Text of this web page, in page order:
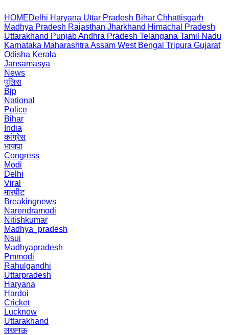
HOMEDelhi Haryana Uttar Pradesh Bihar Chhattisgarh
Madhya Pradesh Rajasthan Jharkhand Himachal Pradesh
Uttarakhand PunjabAndhra Pradesh Telangana Tamil Nadu
Karnataka Maharashtra Assam West Bengal Tripura Gujarat
Odisha Kerala
Jansamasya
News
पुलिस
Bjp
National
Police
Bihar
India
कांग्रेस
भाजपा
Congress
Modi
Delhi
Viral
मारपीट
Breakingnews
Narendramodi
Nitishkumar
Madhya_pradesh
Nsui
Madhyapradesh
Pmmodi
Rahulgandhi
Uttarpradesh
Haryana
Hardoi
Cricket
Lucknow
Uttarakhand
लखनऊ